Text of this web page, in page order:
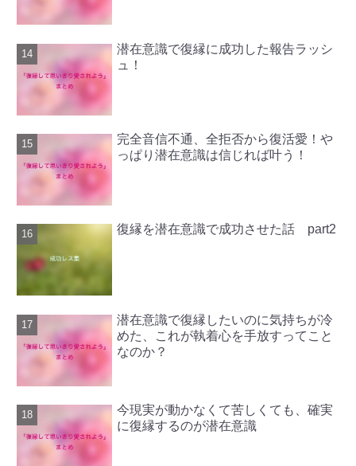
潜在意識で復縁に成功した報告ラッシ
ュ！
完全音信不通、全拒否から復活愛！や
っぱり潜在意識は信じれば叶う！
復縁を潜在意識で成功させた話 part2
潜在意識で復縁したいのに気持ちが冷
めた、これが執着心を手放すってこと
なのか？
今現実が動かなくて苦しくても、確実
に復縁するのが潜在意識